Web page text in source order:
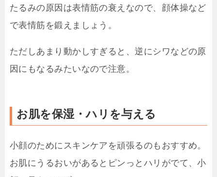
たるみの原因は表情筋の衰えなので、顔体操など
で表情筋を鍛えましょう。
ただしあまり動かしすぎると、逆にシワなどの原
因にもなるみたいなので注意。
お肌を保湿・ハリを与える
小顔のためにスキンケアを頑張るのもおすすめ。
お肌にうるおいがあるとピンっとハリがでて、小